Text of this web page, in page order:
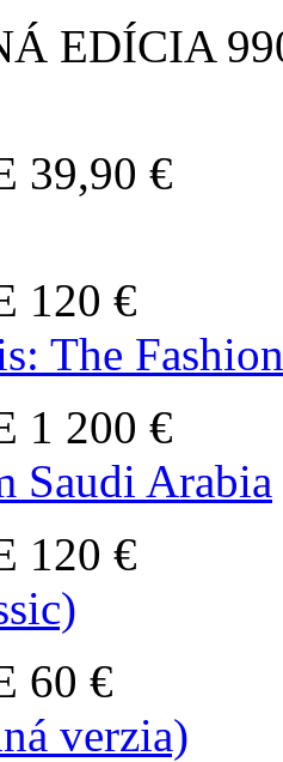
EDÍCIA
39,90 €
120 €
The
1 200 €
Saudi Arabia
120 €
60 €
verzia)